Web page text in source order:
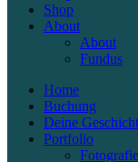
Shop
About
About
Fundus
Home
Buchung
Deine
Portfolio
Fotografie